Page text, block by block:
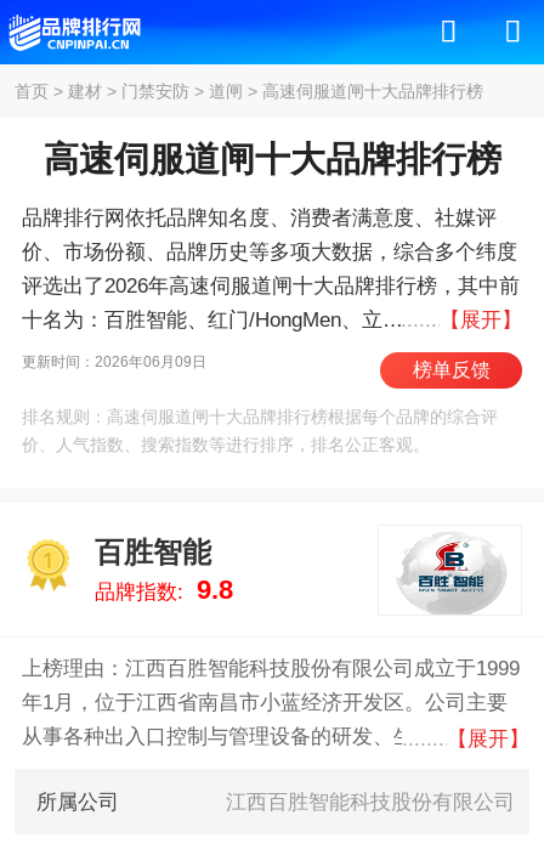
首页 > 建材> 门禁安防> 道闸 > 高速伺服道闸十大品牌排行榜
高速伺服道闸十大品牌排行榜
品牌排行网依托品牌知名度、消费者满意度、社媒评
价、市场份额、品牌历史等多项大数据，综合多个纬度
评选出了2026年高速伺服道闸十大品牌排行榜，其中前
十名为：百胜智能、红门/HongMen、立
方/REFORMER、启功/QiGong、博思高/boostedgoal、
道尔智控、安居宝、捷顺成隆/JIESHUN、车
安/Carsafe、富士智能/FUJICA 。我们致力于用最真实
的数据告诉您高速伺服道闸什么牌子好，供您参考。
【展开】
更新时间：2026年06月09日 榜单反馈
排名规则：高速伺服道闸十大品牌排行榜根据每个品牌的综合评
价、人气指数、搜索指数等进行排序，排名公正客观。
百胜智能
品牌指数: 9.8
上榜理由：江西百胜智能科技股份有限公司成立于1999
年1月，位于江西省南昌市小蓝经济开发区。公司主要
从事各种出入口控制与管理设备的研发、生产和销售，
案，目前已成为出入口控制与管理行业领军企业。公司
【展开】
所属公司 江西百胜智能科技股份有限公司